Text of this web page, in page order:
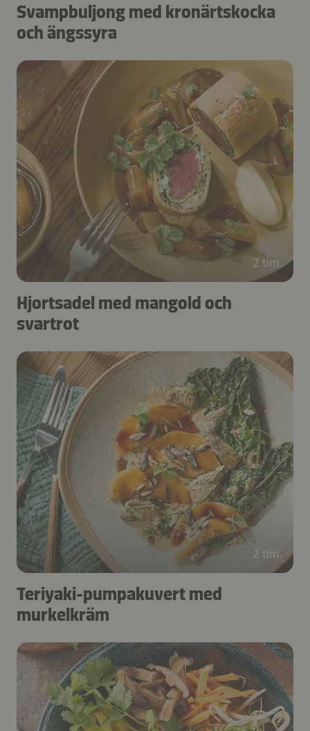
Svampbuljong med kronärtskocka
och ängssyra
2 tim.
Hjortsadel med mangold och
svartrot
2 tim.
Teriyaki-pumpakuvert med
murkelkräm